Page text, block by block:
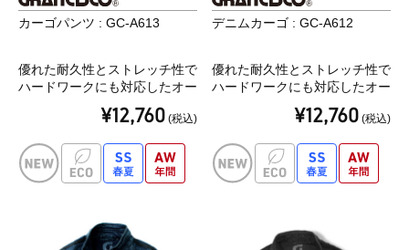
カーゴパンツ : GC-A613
優れた耐久性とストレッチ性で
ハードワークにも対応したオー
ルシーズンモデル
¥12,760 (税込)
デニムカーゴ : GC-A612
優れた耐久性とストレッチ性で
ハードワークにも対応したオー
ルシーズンモデル
¥12,760 (税込)